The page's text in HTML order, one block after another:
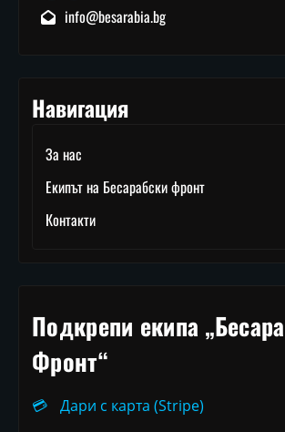
info@besarabia.bg
Навигация
За нас
Екипът на Бесарабски фронт
Контакти
Подкрепи екипа
Фронт“
💳
Дари с карта (Stripe)